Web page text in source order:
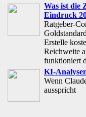
Was ist die
Eindruck
Ratgeber-
Erstelle
Reichweite
funktioniert
KI-
Wenn
ausspricht